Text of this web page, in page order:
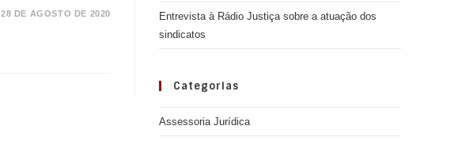
28 DE AGOSTO DE 2020
Entrevista à Rádio Justiça sobre a atuação dos
sindicatos
Categorias
Assessoria Jurídica